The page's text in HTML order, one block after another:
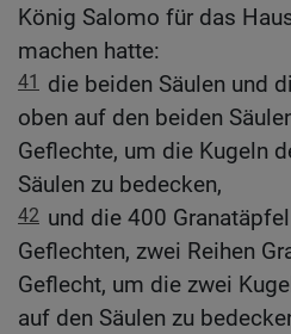
König Salomo für das
machen hatte:
41
die beiden Säulen und
oben auf den beiden
Geflechte, um die Kugeln
Säulen zu bedecken,
42 und die 400
Geflechten, zwei Reihen
Geflecht, um die zwei
auf den Säulen zu